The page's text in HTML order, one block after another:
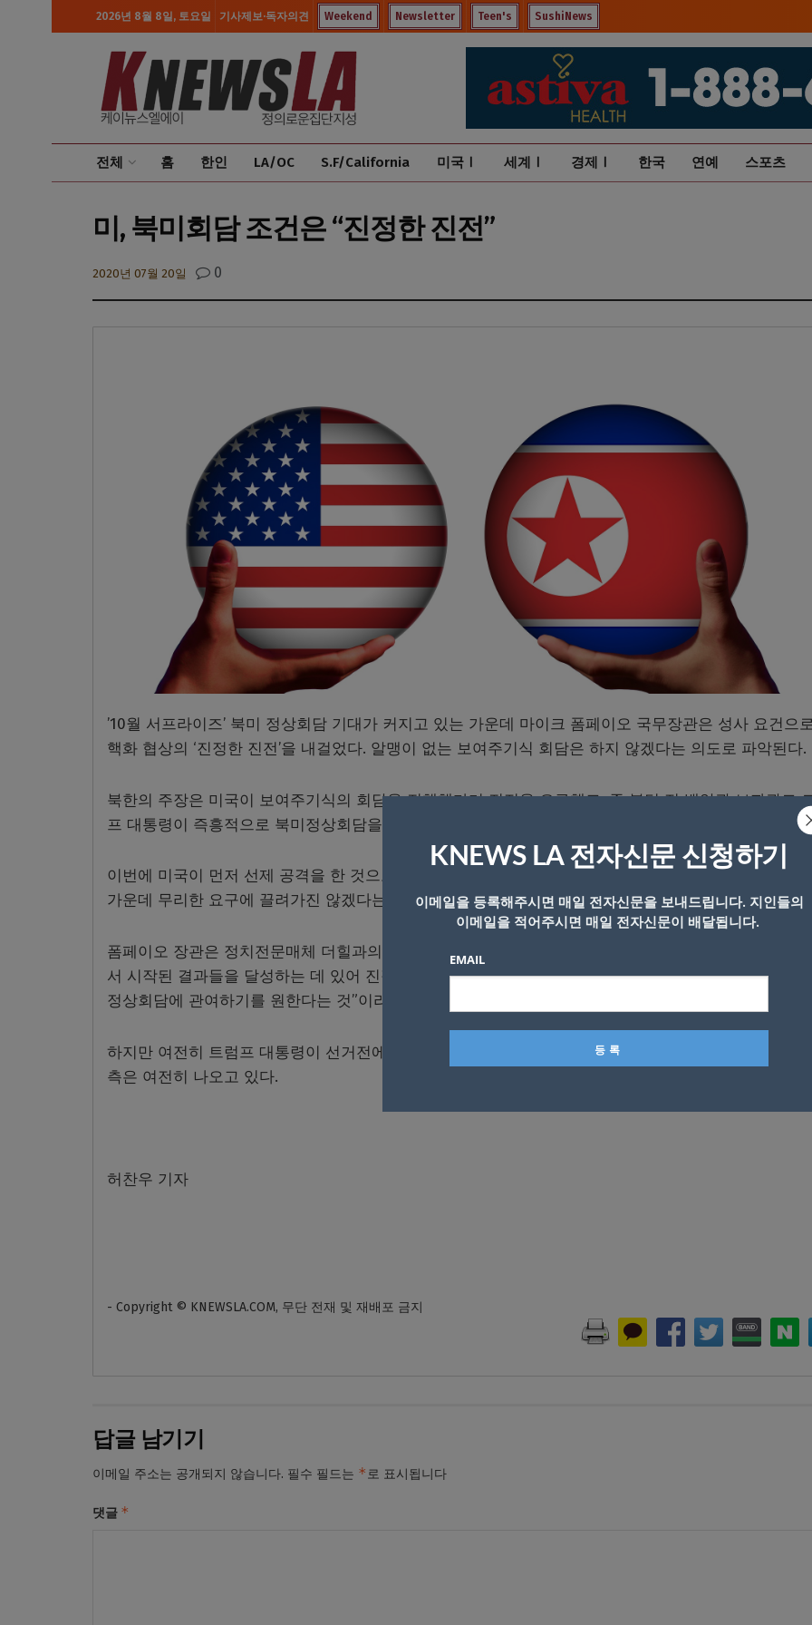
2026년 8월 8일, 토요일 기사제보·독자의견 Weekend Newsletter Teen's SushiNews
전체 홈 한인 LA/OC S.F/California 미국Ⅰ 세계Ⅰ 경제Ⅰ 한국 연예 스포츠
미, 북미회담 조건은 “진정한 진전”
2020년 07월 20일 0
’10월 서프라이즈’ 북미 정상회담 기대가 커지고 있는 가운데 마이크 폼페이오 국무장관은 성사 요건으
핵화 협상의 ‘진정한 진전’을 내걸었다. 알맹이 없는 보여주기식 회담은 하지 않겠다는 의도로 파악된다.
북한의 주장은 미국이 보여주기식의 회담을 진행했다며 진전을 요구했고, 존 볼턴 전 백악관 보좌관도
프 대통령이 즉흥적으로 북미정상회담을 했다는 식으로 말한 바 있다.
이번에 미국이 먼저 선제 공격을 한 것으로 풀이된다. 북한이 과거보다 더 까다로운 비핵화 협상 틀을
가운데 무리한 요구에 끌려가진 않겠다는 뜻으로 해석된다.
폼페이오 장관은 정치전문매체 더힐과의 대담에서 “진실은 트럼프 대통령이 우리가 2년여 년 전 싱가포
서 시작된 결과들을 달성하는 데 있어 진정한 진전을 이룰 수 있다는 충분한 가능성이 있다고 믿을 경우
정상회담에 관여하기를 원한다는 것”이라고 말했다.
하지만 여전히 트럼프 대통령이 선거전에 활용하기 위해 북미정상회담 카드를 외면하기 어려울 것이라
측은 여전히 나오고 있다.
허찬우 기자
- Copyright © KNEWSLA.COM, 무단 전재 및 재배포 금지
답글 남기기
이메일 주소는 공개되지 않습니다. 필수 필드는 *로 표시됩니다
댓글 *
KNEWS LA 전자신문 신청하기
이메일을 등록해주시면 매일 전자신문을 보내드립니다. 지인들의
이메일을 적어주시면 매일 전자신문이 배달됩니다.
EMAIL